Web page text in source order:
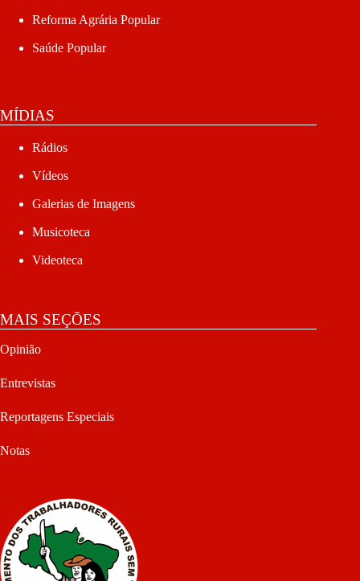
Reforma Agrária Popular
Saúde Popular
MÍDIAS
Rádios
Vídeos
Galerias de Imagens
Musicoteca
Videoteca
MAIS SEÇÕES
Opinião
Entrevistas
Reportagens Especiais
Notas